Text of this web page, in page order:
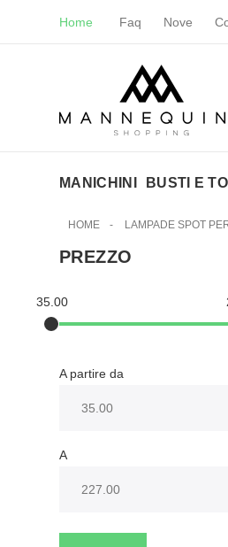
Home Faq Nove
MANICHINI BUSTI E
HOME - LAMPADE SPOT
PREZZO
35.00
A partire da
A